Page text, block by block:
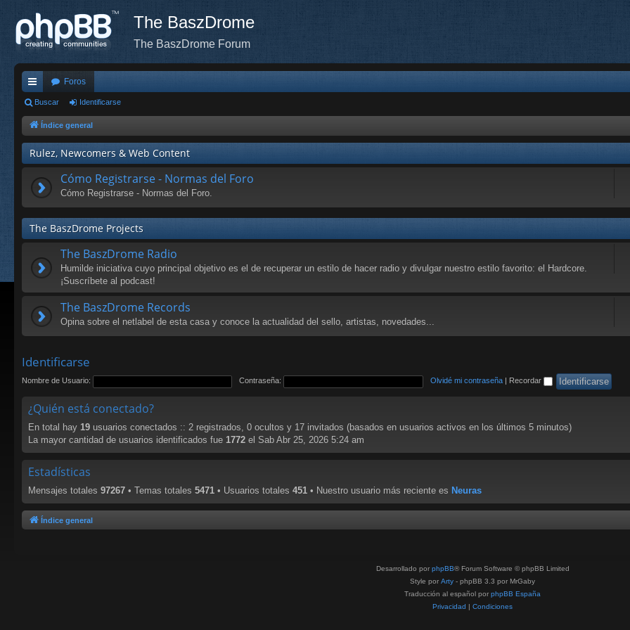
The BaszDrome
The BaszDrome Forum
nl
ac
es
rá
do
s
Foros
Buscar Identificarse
Índice general
Rulez, Newcomers & Web Content
Cómo Registrarse - Normas del Foro
Cómo Registrarse - Normas del Foro.
The BaszDrome Projects
The BaszDrome Radio
Humilde iniciativa cuyo principal objetivo es el de recuperar un estilo de hacer radio y divulgar nuestro estilo favorito: el Hardcore.
¡Suscríbete al podcast!
The BaszDrome Records
Opina sobre el netlabel de esta casa y conoce la actualidad del sello, artistas, novedades...
Identificarse
Nombre de Usuario: Contraseña: Olvidé mi contraseña Recordar
¿Quién está conectado?
En total hay 19 usuarios conectados :: 2 registrados, 0 ocultos y 17 invitados (basados en usuarios activos en los últimos 5 minutos)
La mayor cantidad de usuarios identificados fue 1772 el Sab Abr 25, 2026 5:24 am
Estadísticas
Mensajes totales 97267 • Temas totales 5471 • Usuarios totales 451 • Nuestro usuario más reciente es Neuras
Índice general
Desarrollado por phpBB® Forum Software © phpBB Limited
Style por Arty - phpBB 3.3 por MrGaby
Traducción al español por phpBB España
Privacidad | Condiciones